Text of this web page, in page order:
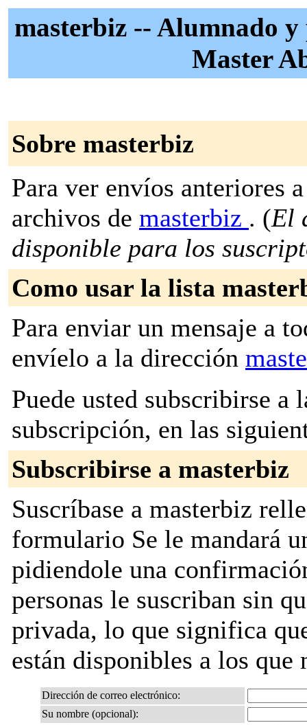
masterbiz -- Alumnado y
Master
Sobre masterbiz
Para ver envíos anteriores
archivos de masterbiz . (El
disponible para los
Como usar la lista
Para enviar un mensaje a
envíelo a la dirección
Puede usted subscribirse a
subscripción, en las
Subscribirse a masterbiz
Suscríbase a masterbiz
formulario Se le mandará
pidiendole una
personas le suscriban sin
privada, lo que significa
están disponibles a los que
Dirección de correo electrónico:
Su nombre (opcional):